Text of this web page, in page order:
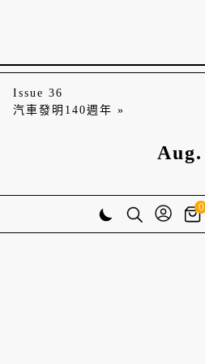
Issue 36
汽車發明140週年 »
Aug.
0